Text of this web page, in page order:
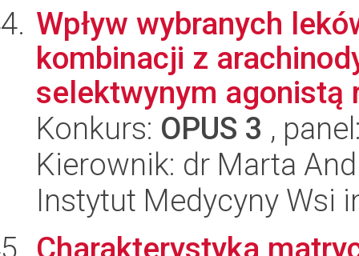
Wpływ wybranych
kombinacji z
selektwynym agonistą
Konkurs: OPUS 3 ,
Kierownik: dr Marta
Instytut Medycyny Wsi
Charakterystyka